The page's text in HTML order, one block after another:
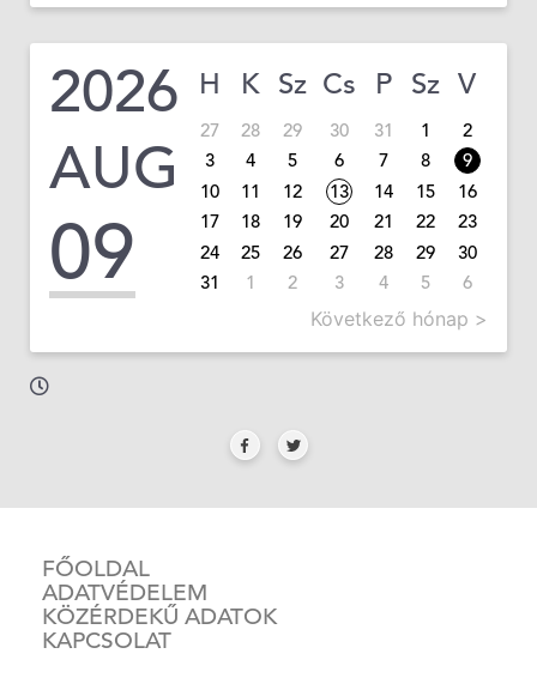
2026
AUG
09
H K Sz Cs P Sz V
27 28 29 30 31 1
2
3
4 5 6 7 8
9
10
11 12 13 14 15
16
17
18 19 20 21 22
23
24
25 26 27 28 29
30
31
1 2 3 4 5 6
Következő hónap >
FŐOLDAL
ADATVÉDELEM
KÖZÉRDEKŰ ADATOK
KAPCSOLAT